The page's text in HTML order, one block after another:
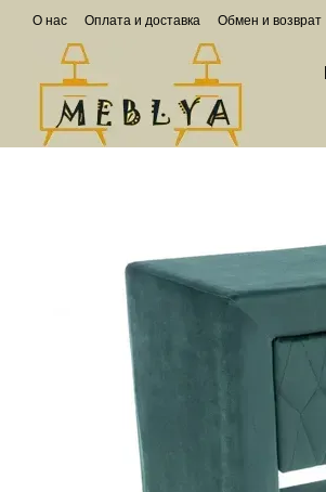
Перейти к основному контенту
О нас Оплата и доставка Обмен и возврат